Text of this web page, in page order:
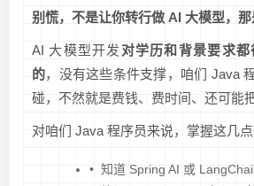
别慌，不是让你转行做 AI 大模型，那
AI 大模型开发 对学历和背景要求
的，没有这些条件支撑，咱们 Java
碰，不然就是费钱、费时间、还可能
对咱们 Java 程序员来说，掌握这几点
• 知道 Spring AI 或